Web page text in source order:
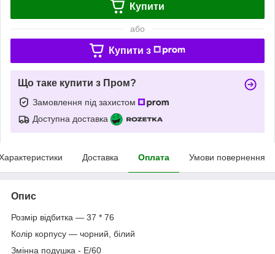
Купити
або
Купити з
Що таке купити з Пром?
Замовлення під захистом
Доступна доставка
Доставка Оплата Умови повернення
Опис
Розмір відбитка — 37 * 76
Колір корпусу — чорний, білий
Змінна подушка - Е/60